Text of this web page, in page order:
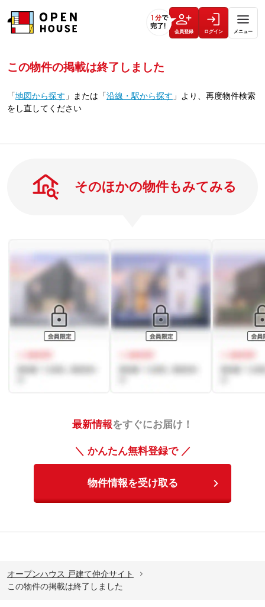
会員登録 ログイン メニュー
この物件の掲載は終了しました
「地図から探す 」 または 「沿線・駅から探す 」 より、再度物件検索
をし直してください
そのほかの物件もみてみる
最新情報をすぐにお届け！
＼ かんたん無料登録で ／
物件情報を受け取る
オープンハウス 戸建て仲介サイト
この物件の掲載は終了しました